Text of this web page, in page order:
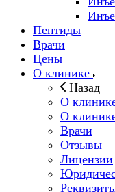
Пептиды
Врачи
Цены
О клинике
Назад
О
О
Врачи
Отзывы
Лицензии